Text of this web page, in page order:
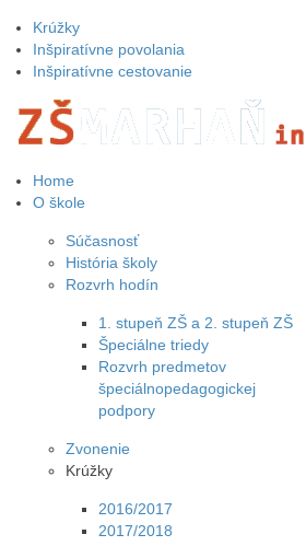
Krúžky
Inšpiratívne povolania
Inšpiratívne cestovanie
Home
O škole
Súčasnosť
História školy
Rozvrh hodín
1. stupeň ZŠ a 2. stupeň ZŠ
Špeciálne triedy
Rozvrh predmetov
špeciálnopedagogickej
podpory
Zvonenie
Krúžky
2016/2017
2017/2018